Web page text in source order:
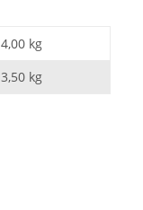
4,00 kg
3,50 kg